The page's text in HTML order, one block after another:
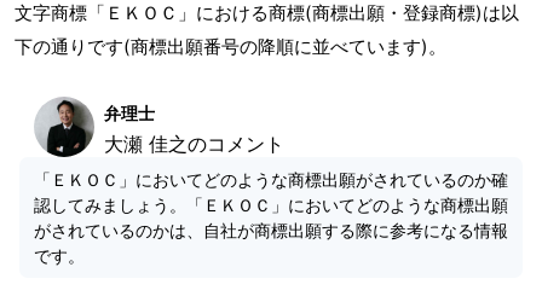
文字商標「ＥＫＯＣ」における商標(商標出願・登録商標)は以
下の通りです(商標出願番号の降順に並べています)。
弁理士
大瀬 佳之のコメント
「ＥＫＯＣ」においてどのような商標出願がされているのか確
認してみましょう。「ＥＫＯＣ」においてどのような商標出願
がされているのかは、自社が商標出願する際に参考になる情報
です。